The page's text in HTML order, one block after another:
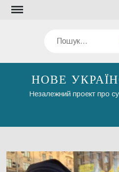
Перейти
Пошук
НОВЕ
Незалежний проект про